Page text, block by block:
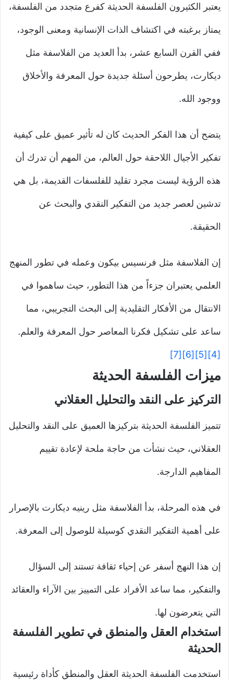
يعتبر الكثيرون الفلسفة الحديثة كفرع متجدد من الفلسفة،
يمتاز برغبته في اكتشاف الذات الإنسانية ومعنى الوجود،
ففي القرن السابع عشر، بدأ العديد من الفلاسفة مثل
ديكارت، يطرحون أسئلة جديدة حول المعرفة والأخلاق
ووجود الله.
يتضح أن هذا الفكر الحديث كان له تأثير عميق على كيفية
تفكير الأجيال اللاحقة حول العالم، من المهم أن تدرك أن
هذه الرؤية ليست مجرد تقليد للفلسفات القديمة، بل هي
تدشين لعصر جديد من التفكير النقدي والبحث عن
الحقيقة.
إن الفلاسفة مثل فرنسيس بيكون وعمله في تطور المنهج
العلمي يعتبران جزءاً من هذا التطور، حيث ساهموا في
الانتقال من الأفكار التقليدية إلى البحث التجريبي، مما
ساعد على تشكيل فكرنا المعاصر حول المعرفة والعلم.
[4]
[5]
[6]
[7]
ميزات الفلسفة الحديثة
التركيز على النقد والتحليل العقلاني
تتميز الفلسفة الحديثة بتركيزها العميق على النقد والتحليل
العقلاني، حيث نشأت من حاجة ملحة لإعادة تقييم
المفاهيم الدارجة.
في هذه المرحلة، بدأ الفلاسفة مثل رينيه ديكارت بالإصرار
على أهمية التفكير النقدي كوسيلة للوصول إلى المعرفة.
إن هذا النهج أسفر عن إحياء ثقافة تستند إلى السؤال
والتفكير، مما ساعد الأفراد على التمييز بين الآراء والعقائد
التي يتعرضون لها.
استخدام العقل والمنطق في تطوير الفلسفة
الحديثة
استخدمت الفلسفة الحديثة العقل والمنطق كأداة رئيسية